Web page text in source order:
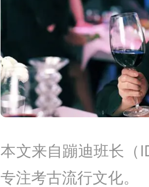
本文来自蹦迪班长（
专注考古流行文化。